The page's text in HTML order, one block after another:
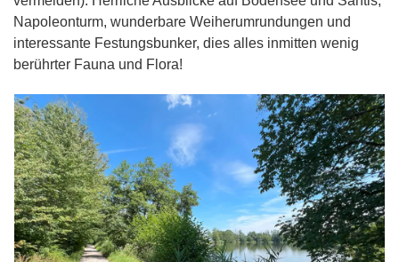
Napoleonturm, wunderbare Weiherumrundungen und
interessante Festungsbunker, dies alles inmitten wenig
berührter Fauna und Flora!